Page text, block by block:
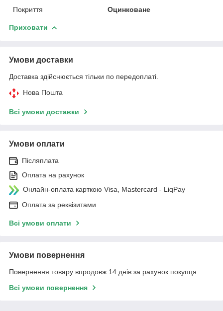
Покриття
Оцинковане
Приховати
Умови доставки
Доставка здійснюється тільки по передоплаті.
Нова Пошта
Всі умови доставки
Умови оплати
Післяплата
Оплата на рахунок
Онлайн-оплата карткою Visa, Mastercard - LiqPay
Оплата за реквізитами
Всі умови оплати
Умови повернення
Повернення товару впродовж 14 днів за рахунок покупця
Всі умови повернення